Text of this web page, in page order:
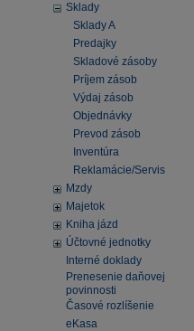
Sklady
Sklady A
Predajky
Skladové zásoby
Príjem zásob
Výdaj zásob
Objednávky
Prevod zásob
Inventúra
Reklamácie/Servis
Mzdy
Majetok
Kniha jázd
Účtovné jednotky
Interné doklady
Prenesenie daňovej
povinnosti
Časové rozlíšenie
eKasa